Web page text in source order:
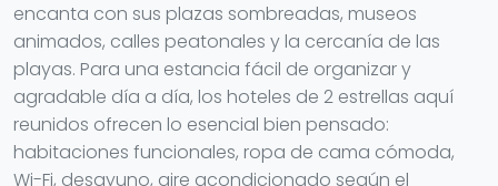
encanta con sus plazas sombreadas, museos
animados, calles peatonales y la cercanía de las
playas. Para una estancia fácil de organizar y
agradable día a día, los hoteles de 2 estrellas aquí
reunidos ofrecen lo esencial bien pensado:
habitaciones funcionales, ropa de cama cómoda,
Wi-Fi, desayuno, aire acondicionado según el